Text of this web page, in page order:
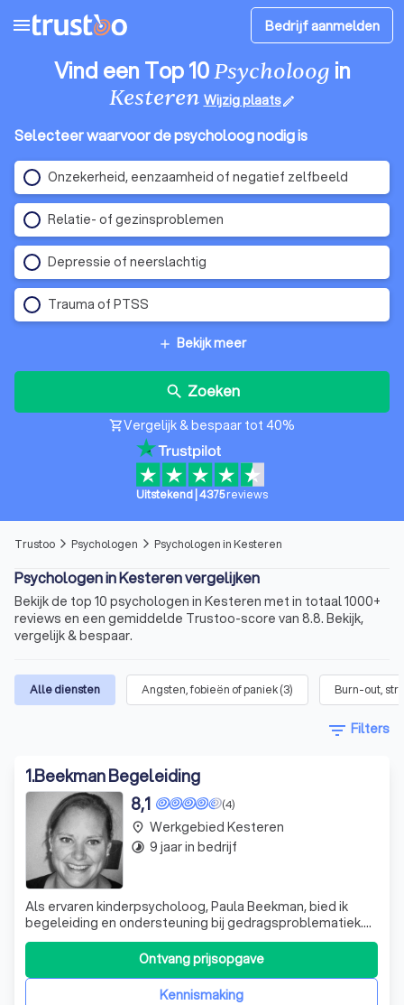
menu Bedrijf aanmelden
Vind een Top 10Psycholoog in
Kesteren Wijzig plaatsedit
Selecteer waarvoor de psycholoog nodig is
Onzekerheid, eenzaamheid of negatief zelfbeeld
Relatie- of gezinsproblemen
Depressie of neerslachtig
Trauma of PTSS
add Bekijk meer
search Zoeken
shopping_cartVergelijk & bespaar tot 40%
Uitstekend 4375reviews
Trustoo arrow_forward_ios Psychologen arrow_forward_ios Psychologen in Kesteren
Psychologen in Kesteren vergelijken
Bekijk de top 10 psychologen in Kesteren met in totaal 1000+
reviews en een gemiddelde Trustoo-score van 8.8. Bekijk,
vergelijk & bespaar.
Alle diensten Angsten, fobieën of paniek(3) Burn-out,
filter_list Filters
1.Beekman Begeleiding
(4)
8,1
Als ervaren kinderpsycholoog, Paula Beekman, bied ik
begeleiding en ondersteuning bij gedragsproblematiek.
Mijn doel is het creëren van een natuurlijke balans, zowel
bij kinderen als volwassenen. Een diagnose zoals ADHD,
ADD of een Autisme Spectrum Stoornis kan een uitdaging
zijn, maar wat betekentKennismaking
Ontvang prijsopgave
place Werkgebied Kesteren
timelapse 9 jaar in bedrijf